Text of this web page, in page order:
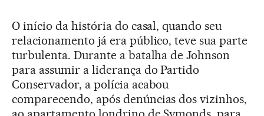
O início da história do casal, quando seu
relacionamento já era público, teve sua parte
turbulenta. Durante a batalha de Johnson
para assumir a liderança do Partido
Conservador, a polícia acabou
comparecendo, após denúncias dos vizinhos,